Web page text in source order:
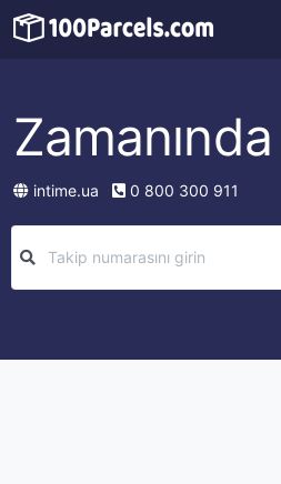
Zamanında
intime.ua 0 800 300 911